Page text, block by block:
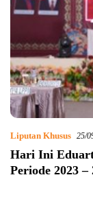
Liputan Khusus 25/
Hari Ini
Periode 2023 –